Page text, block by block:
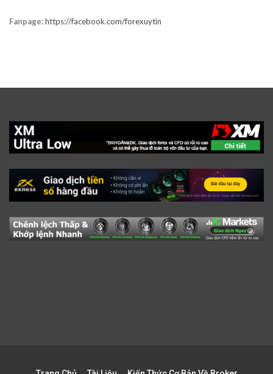
Fanpage:https://facebook.com/forexuytin